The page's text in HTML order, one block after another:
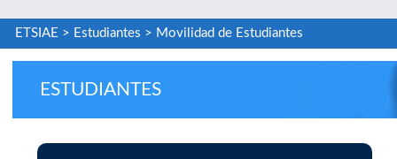
ETSIAE > Estudiantes > Movilidad de Estudiantes
ESTUDIANTES